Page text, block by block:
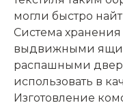
могли быстро
Система
выдвижными
распашными
использовать в
Изготовление